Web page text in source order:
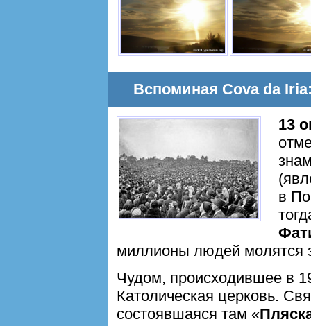
Вспоминая Cova da
13
в
миллионы людей молятся
Чудом, происходившее в
Католическая церковь.
состоявшаяся там «